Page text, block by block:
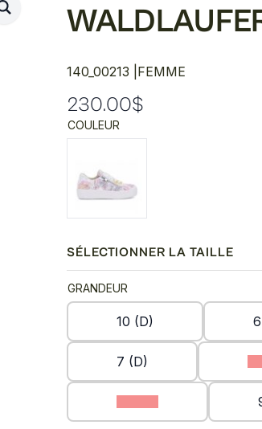
140_00213 | FEMME
230.00$
COULEUR
SÉLECTIONNER LA TAILLE
GRANDEUR
10 (D)
7 (D)